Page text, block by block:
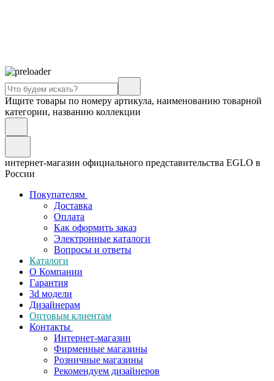
Ищите товары по номеру артикула, наименованию товарной
категории, названию коллекции
интернет-магазин официального представительства EGLO в
России
Покупателям
Доставка
Оплата
Как оформить заказ
Электронные каталоги
Вопросы и ответы
Каталоги
О Компании
Гарантия
3d модели
Дизайнерам
Оптовым клиентам
Контакты
Интернет-магазин
Фирменные магазины
Розничные магазины
Рекомендуем дизайнеров